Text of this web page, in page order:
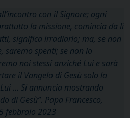
con il Signore; ogni
la missione, comincia da lì
significa irradiarlo; ma, se non
saremo spenti; se non lo
noi stessi anziché Lui e sarà
il Vangelo di Gesù solo la
… Si annuncia mostrando
di Gesù”. Papa Francesco,
febbraio 2023